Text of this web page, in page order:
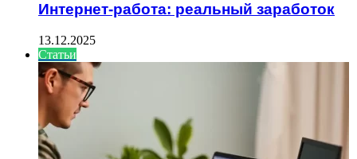
Интернет-работа: реальный заработок
13.12.2025
Статьи